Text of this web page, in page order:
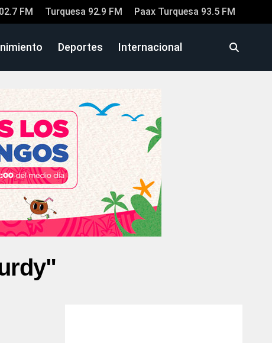
FM Turquesa 92.9 FM Paax Turquesa 93.5 FM
Deportes Internacional